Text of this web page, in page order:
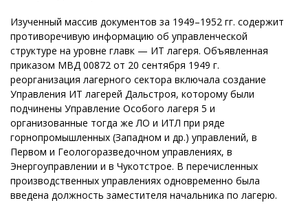
Изученный массив документов за 1949–1952 гг. содержит
противоречивую информацию об управленческой
структуре на уровне главк — ИТ лагеря. Объявленная
приказом МВД 00872 от 20 сентября 1949 г.
реорганизация лагерного сектора включала создание
Управления ИТ лагерей Дальстроя, которому были
подчинены Управление Особого лагеря 5 и
организованные тогда же ЛО и ИТЛ при ряде
горнопромышленных (Западном и др.) управлений, в
Первом и Геологоразведочном управлениях, в
Энергоуправлении и в Чукотстрое. В перечисленных
производственных управлениях одновременно была
введена должность заместителя начальника по лагерю.